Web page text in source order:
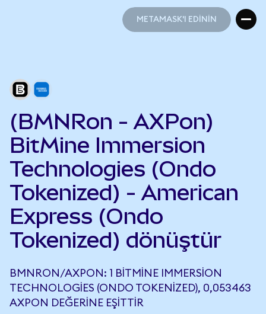
METAMASK'I EDİNİN
(BMNRon - AXPon)
BitMine Immersion
Technologies (Ondo
Tokenized) - American
Express (Ondo
Tokenized) dönüştür
BMNRON/AXPON: 1 BITMINE IMMERSION
TECHNOLOGIES (ONDO TOKENIZED), 0,053463
AXPON DEĞERINE EŞITTIR